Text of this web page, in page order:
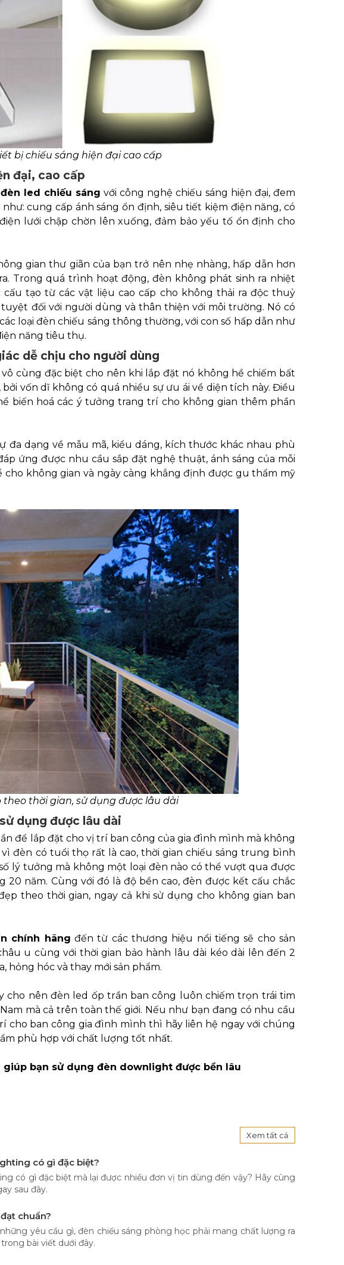
bị chiếu sáng hiện đại cao cấp
đại, cao cấp
đèn led chiếu sáng với công nghệ chiếu sáng hiện đại, đem
cung cấp ánh sáng ổn định, siêu tiết kiệm điện năng, có
lưới chập chờn lên xuống, đảm bảo yếu tố ổn định cho
gian thư giãn của bạn trở nên nhẹ nhàng, hấp dẫn hơn
Trong quá trình hoạt động, đèn không phát sinh ra nhiệt
tạo từ các vật liệu cao cấp cho không thải ra độc thuỷ
đối với người dùng và thân thiện với môi trường. Nó có
loại đèn chiếu sáng thông thường, với con số hấp dẫn như
năng tiêu thụ.
dễ chịu cho người dùng
cùng đặc biệt cho nên khi lắp đặt nó không hề chiếm bất
vốn dĩ không có quá nhiều sự ưu ái về diện tích này. Điều
biến hoá các ý tưởng trang trí cho không gian thêm phần
đa dạng về mẫu mã, kiểu dáng, kích thước khác nhau phù
ứng được nhu cầu sắp đặt nghệ thuật, ánh sáng của mỗi
không gian và ngày càng khẳng định được gu thẩm mỹ
thời gian, sử dụng được lâu dài
dụng được lâu dài
để lắp đặt cho vị trí ban công của gia đình mình mà không
đèn có tuổi thọ rất là cao, thời gian chiếu sáng trung bình
lý tưởng mà không một loại đèn nào có thể vượt qua được
20 năm. Cùng với đó là độ bền cao, đèn được kết cấu chắc
theo thời gian, ngay cả khi sử dụng cho không gian ban
chính hãng đến từ các thương hiệu nổi tiếng sẽ cho sản
u cùng với thời gian bảo hành lâu dài kéo dài lên đến 2
hỏng hóc và thay mới sản phẩm.
nên đèn led ốp trần ban công luôn chiếm trọn trái tim
mà cả trên toàn thế giới. Nếu như bạn đang có nhu cầu
cho ban công gia đình mình thì hãy liên hệ ngay với chúng
phù hợp với chất lượng tốt nhất.
bạn sử dụng đèn downlight được bền lâu
Xem tất cả
có gì đặc biệt?
có gì đặc biệt mà lại được nhiều đơn vị tin dùng đến vậy? Hãy cùng
sau đây.
chuẩn?
yêu cầu gì, đèn chiếu sáng phòng học phải mang chất lượng ra
bài viết dưới đây.